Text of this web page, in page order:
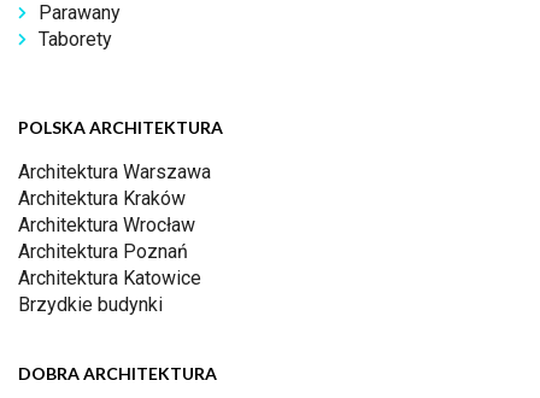
Parawany
Taborety
POLSKA ARCHITEKTURA
Architektura Warszawa
Architektura Kraków
Architektura Wrocław
Architektura Poznań
Architektura Katowice
Brzydkie budynki
DOBRA ARCHITEKTURA